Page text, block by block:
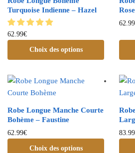
Turquoise Indienne – Hazel
62.99€
Choix des options
62.99
Robe Longue Manche Courte
Bohème – Faustine
62.99€
Choix des options
83.99